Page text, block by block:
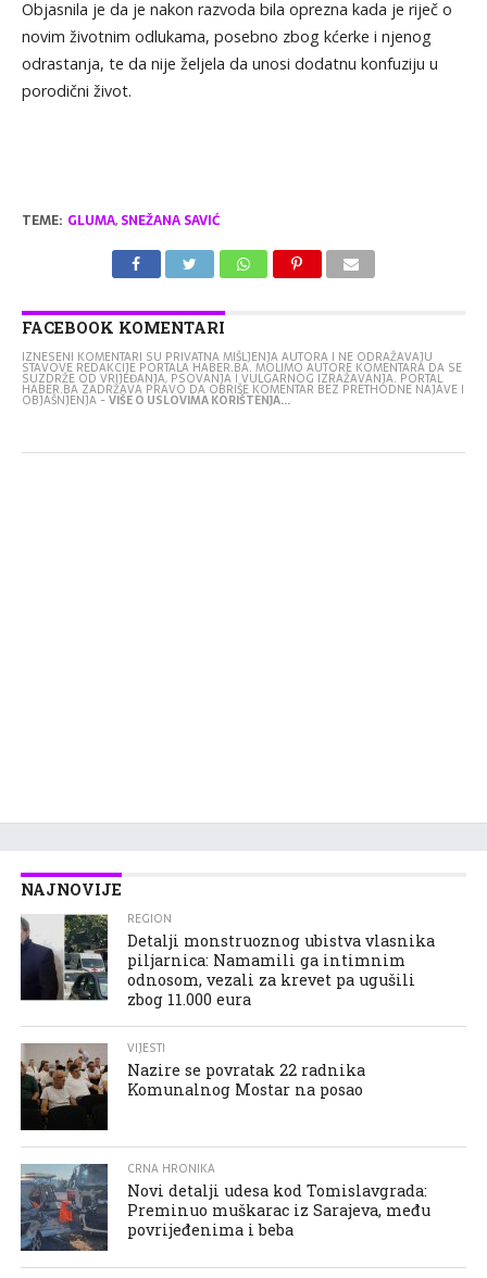
Objasnila je da je nakon razvoda bila oprezna kada je riječ o
novim životnim odlukama, posebno zbog kćerke i njenog
odrastanja, te da nije željela da unosi dodatnu konfuziju u
porodični život.
TEME: GLUMA, SNEŽANA SAVIĆ
FACEBOOK KOMENTARI
IZNESENI KOMENTARI SU PRIVATNA MIŠLJENJA AUTORA I NE ODRAŽAVAJU
STAVOVE REDAKCIJE PORTALA HABER.BA. MOLIMO AUTORE KOMENTARA DA SE
SUZDRŽE OD VRIJEĐANJA, PSOVANJA I VULGARNOG IZRAŽAVANJA. PORTAL
HABER.BA ZADRŽAVA PRAVO DA OBRIŠE KOMENTAR BEZ PRETHODNE NAJAVE I
OBJAŠNJENJA -VIŠE O USLOVIMA KORIŠTENJA...
NAJNOVIJE
REGION
Detalji monstruoznog ubistva vlasnika
piljarnica: Namamili ga intimnim
odnosom, vezali za krevet pa ugušili
zbog 11.000 eura
VIJESTI
Nazire se povratak 22 radnika
Komunalnog Mostar na posao
CRNA HRONIKA
Novi detalji udesa kod Tomislavgrada:
Preminuo muškarac iz Sarajeva, među
povrijeđenima i beba